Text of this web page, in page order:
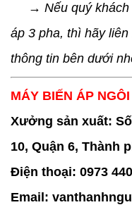
→ Nếu quý khách
áp 3 pha, thì hãy
thông tin bên dưới
MÁY BIẾN ÁP
Xưởng sản xuất:
10, Quận 6, Thành
Điện thoại: 0973
Email: